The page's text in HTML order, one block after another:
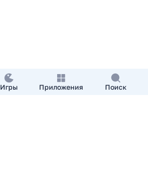
Игры Приложения Поиск